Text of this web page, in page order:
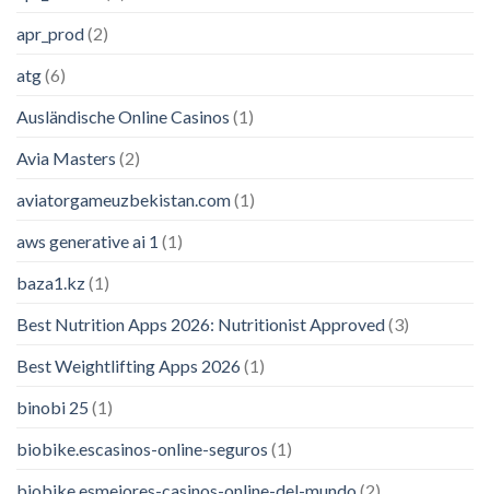
apr_prod(2)
atg(6)
Ausländische Online Casinos (1)
Avia Masters (2)
aviatorgameuzbekistan.com(1)
aws generative ai 1 (1)
baza1.kz(1)
Best Nutrition Apps 2026: Nutritionist Approved(3)
Best Weightlifting Apps 2026(1)
binobi 25 (1)
biobike.escasinos-online-seguros (1)